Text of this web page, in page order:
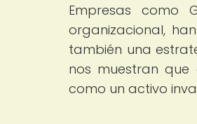
Empresas como
organizacional,
también una
nos muestran
como un activo